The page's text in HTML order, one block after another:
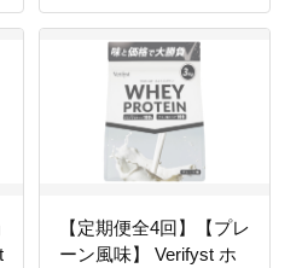
【定期便全4回】【プレ
ーン風味】 Verifyst ホ